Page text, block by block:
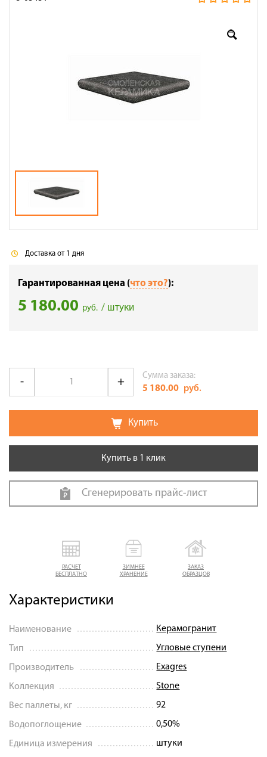
РАСЧЕТ
БЕСПЛАТНО
ЗИМНЕЕ
ХРАНЕНИЕ
ЗАКАЗ
ОБРАЗЦОВ
Характеристики
Наименование Керамогранит
Тип Угловые ступени
Производитель Exagres
Коллекция Stone
Вес паллеты, кг 92
Водопоглощение 0,50%
Единица измерения штуки
Доставка от 1 дня
Гарантированная цена (что это?):
5 180.00 руб. / штуки
Сумма заказа:
5 180.00 руб.
Купить
Купить в 1 клик
Сгенерировать прайс-лист